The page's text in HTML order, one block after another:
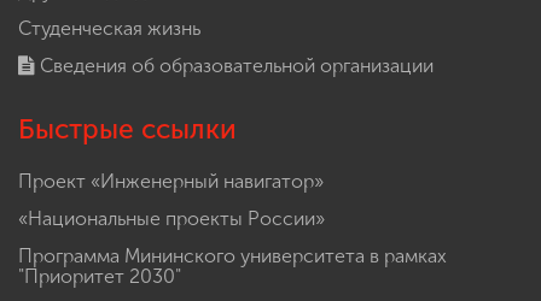
Студенческая жизнь
Сведения об образовательной организации
Быстрые ссылки
Проект «Инженерный навигатор»
«Национальные проекты России»
Программа Мининского университета в рамках
"Приоритет 2030"